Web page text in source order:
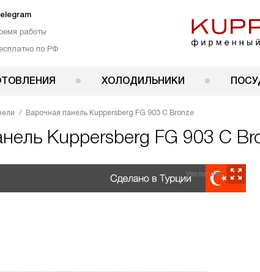
работы
по РФ
ХОЛОДИЛЬНИКИ
Варочная панель Kuppersberg FG 903 C Bronze
Kuppersberg FG 903 C